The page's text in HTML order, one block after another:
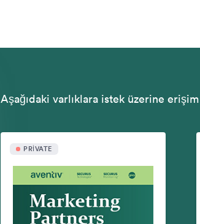
Aşağıdaki varlıklara istek üzerine erişim
PRIVATE